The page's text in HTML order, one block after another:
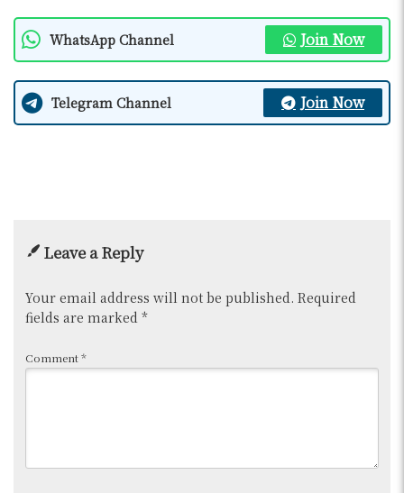
WhatsApp Channel Join Now
Telegram Channel Join Now
Leave a Reply
Your email address will not be published. Required
fields are marked *
Comment*